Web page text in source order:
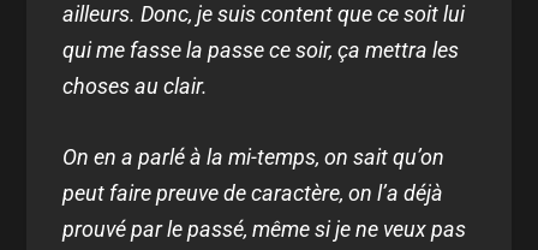
ailleurs. Donc, je suis content que ce soit lui
qui me fasse la passe ce soir, ça mettra les
choses au clair.
On en a parlé à la mi-temps, on sait qu’on
peut faire preuve de caractère, on l’a déjà
prouvé par le passé, même si je ne veux pas